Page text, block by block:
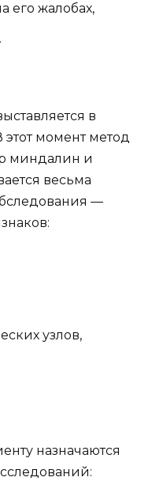
его жалобах,
в
момент метод
миндалин и
весьма
—
узлов,
назначаются